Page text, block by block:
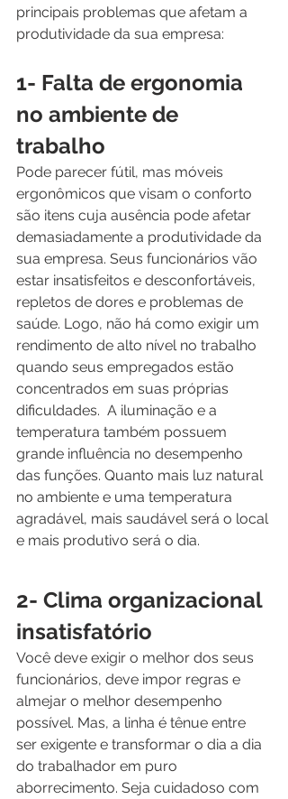
principais problemas que afetam a
produtividade da sua empresa:
1- Falta de ergonomia
no ambiente de
trabalho
Pode parecer fútil, mas móveis
ergonômicos que visam o conforto
são itens cuja ausência pode afetar
demasiadamente a produtividade da
sua empresa. Seus funcionários vão
estar insatisfeitos e desconfortáveis,
repletos de dores e problemas de
saúde. Logo, não há como exigir um
rendimento de alto nível no trabalho
quando seus empregados estão
concentrados em suas próprias
dificuldades.  A iluminação e a
temperatura também possuem
grande influência no desempenho
das funções. Quanto mais luz natural
no ambiente e uma temperatura
agradável, mais saudável será o local
e mais produtivo será o dia.
2- Clima organizacional
insatisfatório
Você deve exigir o melhor dos seus
funcionários, deve impor regras e
almejar o melhor desempenho
possível. Mas, a linha é tênue entre
ser exigente e transformar o dia a dia
do trabalhador em puro
aborrecimento. Seja cuidadoso com